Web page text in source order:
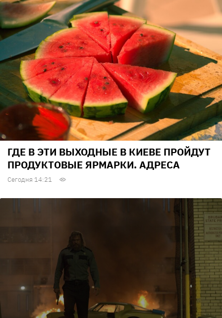
ГДЕ В ЭТИ ВЫХОДНЫЕ В КИЕВЕ ПРОЙДУТ
ПРОДУКТОВЫЕ ЯРМАРКИ. АДРЕСА
Сегодня 14:21